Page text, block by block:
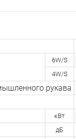
6W/S
4W/S
рукава
кВт
дБ